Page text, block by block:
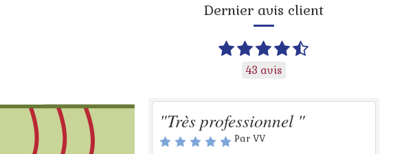
Dernier avis client
43 avis
"Très professionnel "
Par VV